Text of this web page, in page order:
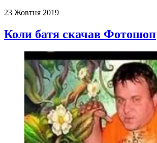
23 Жовтня 2019
Коли батя скачав Фотошоп